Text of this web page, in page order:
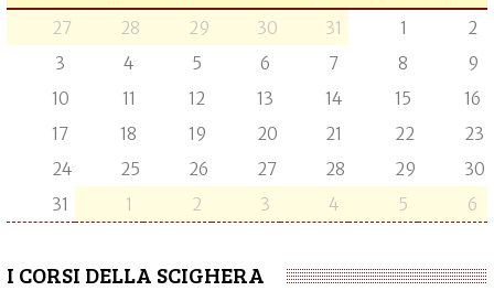
27 28 29 30 31 1
2
3
4 5 6 7 8
9
10
11 12 13 14 15
16
17
18 19 20 21 22
23
24
25 26 27 28 29
30
31
1 2 3 4 5 6
I CORSI DELLA SCIGHERA